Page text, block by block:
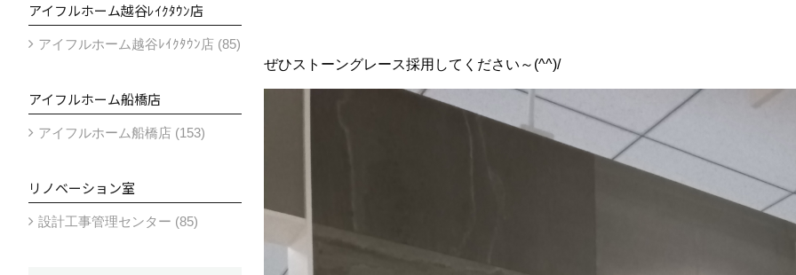
ぜひストーングレース採用してください～(^^)/
アイフルホーム越谷ﾚｲｸﾀｳﾝ店
アイフルホーム越谷ﾚｲｸﾀｳﾝ店 (85)
アイフルホーム船橋店
アイフルホーム船橋店 (153)
リノベーション室
設計工事管理センター (85)